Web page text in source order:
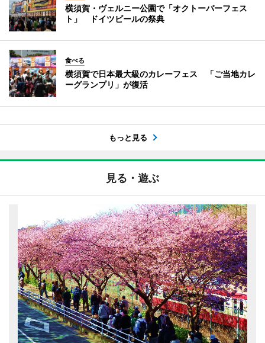
横須賀・ヴェルニー公園で「オクトーバーフェス
ト」 ドイツビールの祭典
食べる
横須賀で日本最大級のカレーフェス 「ご当地カレ
ーグランプリ」が復活
もっと見る
見る・遊ぶ